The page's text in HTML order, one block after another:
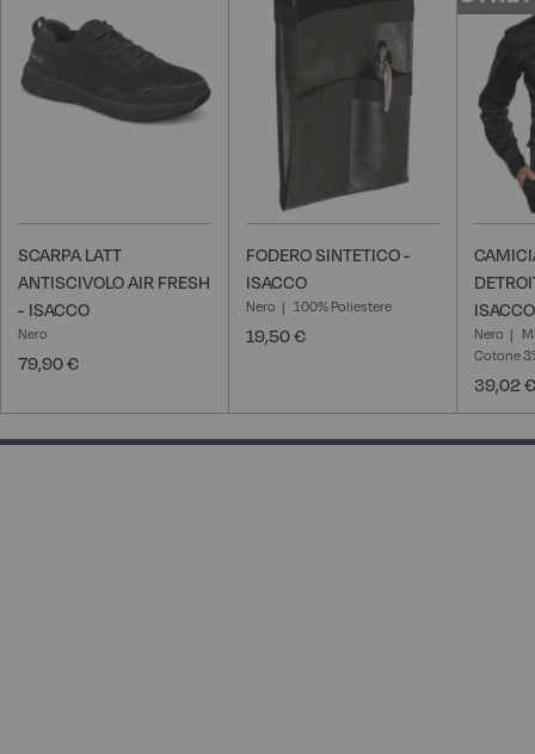
SCARPA LATT
ANTISCIVOLO AIR FRESH
- ISACCO
Nero
79,90 €
lista
desideri
FODERO SINTETICO -
ISACCO
Nero 100% Poliestere
19,50 €
ISACCO
Nero
Cotone
39,02 €
100% completed